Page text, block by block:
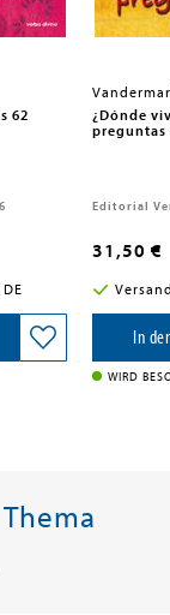
62
¿Dónde
preguntas
Editorial
31,50 €
In
WIRD